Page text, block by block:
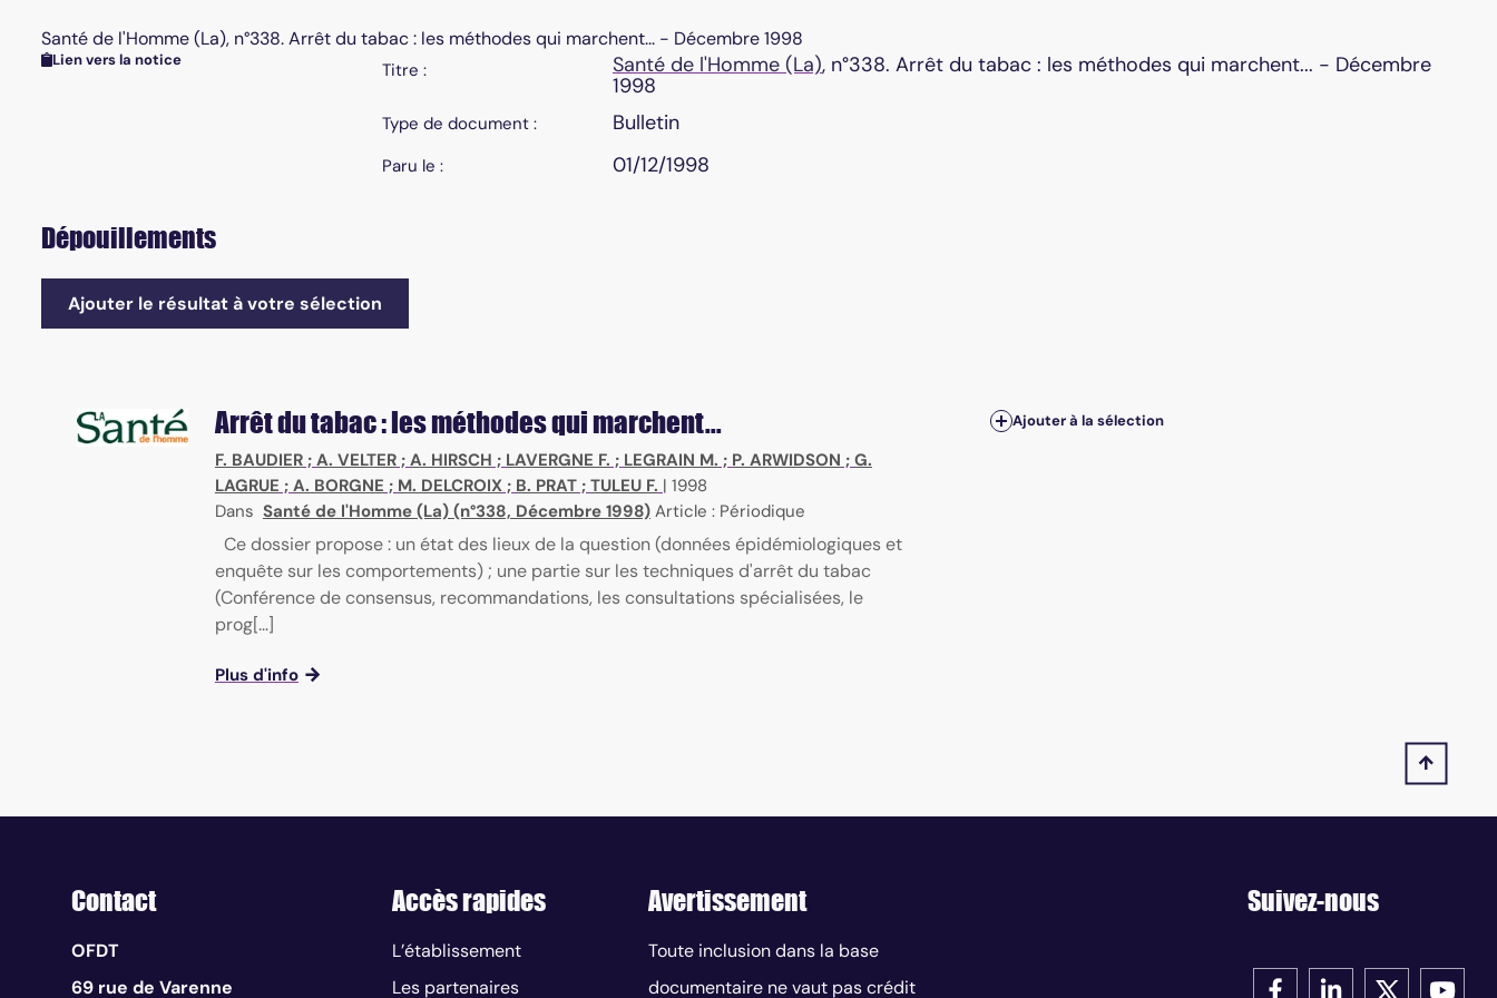
Santé de l'Homme (La), n°338. Arrêt du tabac : les méthodes qui marchent... - Décembre 1998
Lien vers la notice Titre : Santé de l'Homme (La), n°338. Arrêt du tabac : les méthodes qui marchent... - Décembre
1998
Type de document : Bulletin
Paru le : 01/12/1998
Dépouillements
Ajouter le résultat à votre sélection
Arrêt du tabac : les méthodes qui marchent...
F. BAUDIER; A. VELTER; A. HIRSCH ; LAVERGNE F. ; LEGRAIN M. ; P. ARWIDSON ; G.
LAGRUE ; A. BORGNE ; M. DELCROIX; B. PRAT; TULEU F. | 1998
Dans Santé de l'Homme (La) (n°338, Décembre 1998) Article : Périodique
Ce dossier propose : un état des lieux de la question (données épidémiologiques et
enquête sur les comportements) ; une partie sur les techniques d'arrêt du tabac
(Conférence de consensus, recommandations, les consultations spécialisées, le
prog[...]
Plus d'info
Ajouter à la sélection
Contact
OFDT
69 rue de Varenne
Accès rapides
L’établissement
Les partenaires
Avertissement
Toute inclusion dans la base
documentaire ne vaut pas crédit
Suivez-nous